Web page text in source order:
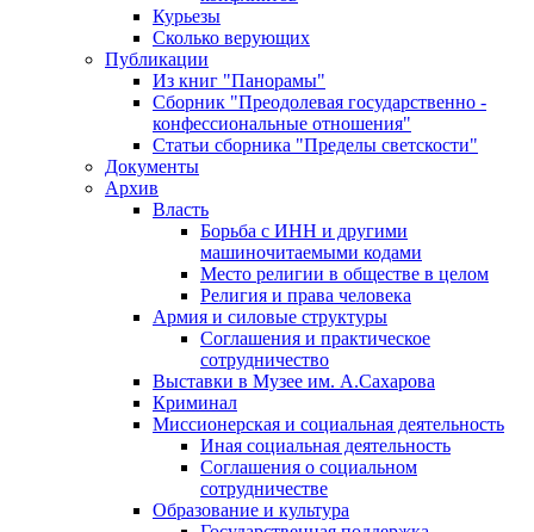
Курьезы
Сколько верующих
Публикации
Из книг "Панорамы"
Сборник "Преодолевая государственно -
конфессиональные отношения"
Статьи сборника "Пределы светскости"
Документы
Архив
Власть
Борьба с ИНН и другими
машиночитаемыми кодами
Место религии в обществе в целом
Религия и права человека
Армия и силовые структуры
Соглашения и практическое
сотрудничество
Выставки в Музее им. А.Сахарова
Криминал
Миссионерская и социальная деятельность
Иная социальная деятельность
Соглашения о социальном
сотрудничестве
Образование и культура